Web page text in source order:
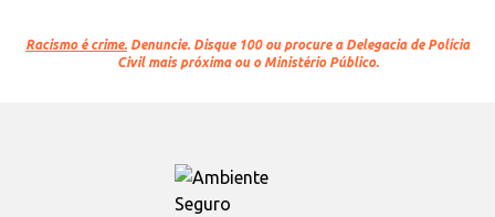
Racismo é crime. Denuncie. Disque 100 ou procure a Delegacia de Polícia
Civil mais próxima ou o Ministério Público.